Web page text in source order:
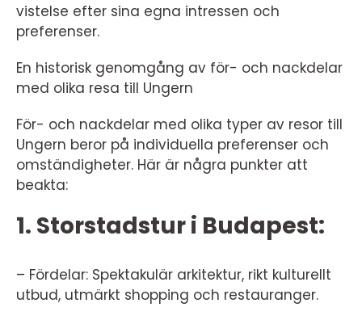
vistelse efter sina egna intressen och
preferenser.
En historisk genomgång av för- och nackdelar
med olika resa till Ungern
För- och nackdelar med olika typer av resor till
Ungern beror på individuella preferenser och
omständigheter. Här är några punkter att
beakta:
1. Storstadstur i Budapest:
– Fördelar: Spektakulär arkitektur, rikt kulturellt
utbud, utmärkt shopping och restauranger.